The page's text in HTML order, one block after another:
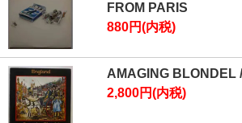
FROM PARIS
880円(内税)
AMAGING BLONDEL
2,800円(内税)